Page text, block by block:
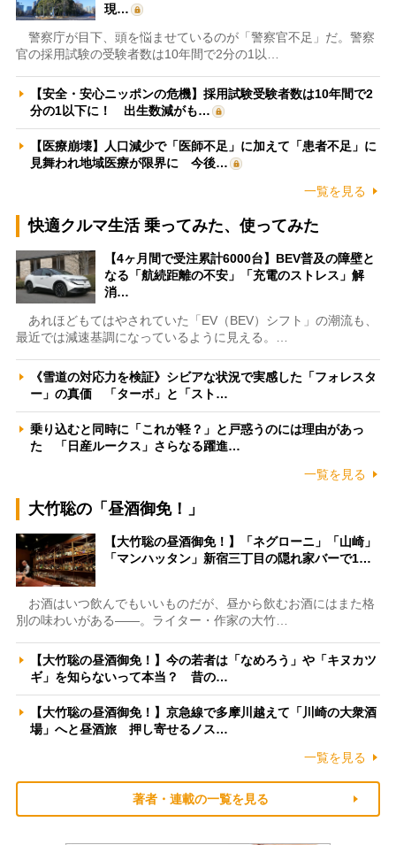
現…
警察庁が目下、頭を悩ませているのが「警察官不足」だ。警察
官の採用試験の受験者数は10年間で2分の1以…
【安全・安心ニッポンの危機】採用試験受験者数は10年間で2
分の1以下に！ 出生数減がも…
【医療崩壊】人口減少で「医師不足」に加えて「患者不足」に
見舞われ地域医療が限界に 今後…
一覧を見る
快適クルマ生活 乗ってみた、使ってみた
【4ヶ月間で受注累計6000台】BEV普及の障壁と
なる「航続距離の不安」「充電のストレス」解
消…
あれほどもてはやされていた「EV（BEV）シフト」の潮流も、
最近では減速基調になっているように見える。…
《雪道の対応力を検証》シビアな状況で実感した「フォレスタ
ー」の真価 「ターボ」と「スト…
乗り込むと同時に「これが軽？」と戸惑うのには理由があっ
た 「日産ルークス」さらなる躍進…
一覧を見る
大竹聡の「昼酒御免！」
【大竹聡の昼酒御免！】「ネグローニ」「山崎」
「マンハッタン」新宿三丁目の隠れ家バーで1…
お酒はいつ飲んでもいいものだが、昼から飲むお酒にはまた格
別の味わいがある――。ライター・作家の大竹…
【大竹聡の昼酒御免！】今の若者は「なめろう」や「キヌカツ
ギ」を知らないって本当？ 昔の…
【大竹聡の昼酒御免！】京急線で多摩川越えて「川崎の大衆酒
場」へと昼酒旅 押し寄せるノス…
一覧を見る
著者・連載の一覧を見る